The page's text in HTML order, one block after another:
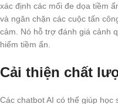
xác định các mối đe dọa tiềm
và ngăn chặn các cuộc tấn
cảm. Nó hỗ trợ đánh giá cảnh
hiểm tiềm ẩn.
Cải thiện chất
Các chatbot AI có thể giúp